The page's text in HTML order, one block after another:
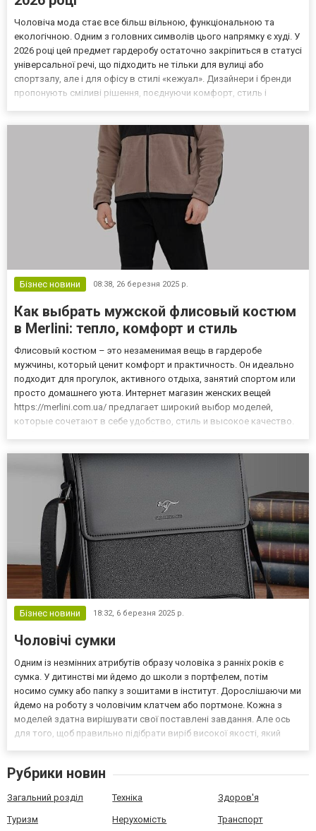
Чоловіча мода стає все більш вільною, функціональною та
екологічною. Одним з головних символів цього напрямку є худі. У
2026 році цей предмет гардеробу остаточно закріпиться в статусі
універсальної речі, що підходить не тільки для вулиці або
спортзалу, але і для офісу в стилі «кежуал». Дизайнери і бренди
пропонують сміливі рішення, поєднуючи комфорт, стиль і
Бізнес новини 08:38, 26 березня 2025 р.
Как выбрать мужской флисовый костюм
в Merlini: тепло, комфорт и стиль
Флисовый костюм – это незаменимая вещь в гардеробе
мужчины, который ценит комфорт и практичность. Он идеально
подходит для прогулок, активного отдыха, занятий спортом или
просто домашнего уюта. Интернет магазин женских вещей
https://merlini.com.ua/ предлагает широкий выбор моделей,
которые сочетают в себе удобство, стиль и высокое качество.
Бізнес новини 18:32, 6 березня 2025 р.
Чоловічі сумки
Одним із незмінних атрибутів образу чоловіка з ранніх років є
сумка. У дитинстві ми йдемо до школи з портфелем, потім
носимо сумку або папку з зошитами в інститут. Дорослішаючи ми
йдемо на роботу з чоловічим клатчем або портмоне. Кожна з
моделей здатна вирішувати свої поставлені завдання. Але ось
для того, щоб правильно підібрати виріб високої якості, який
Рубрики новин
Загальний розділ Техніка Здоров'я
Туризм Нерухомість Транспорт